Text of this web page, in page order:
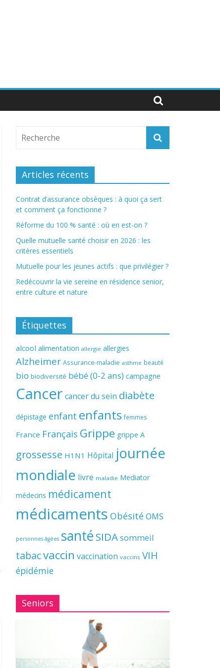
Articles récents
Contrat d’assurance obsèques : à quoi ça sert
et comment ça fonctionne ?
Réforme du 100 % santé : où en est-on ?
Quelle mutuelle santé choisir en 2026 : les
critères essentiels
Mutuelle pour les jeunes actifs : que privilégier ?
Redécouvrir la vie sereine en résidence senior,
entre culture et nature
Étiquettes
alcool alimentation allergie allergies
Alzheimer Assurance-maladie asthme beauté
bio biodiversité bébé (0-2 ans) campagne
Cancer cancer du sein diabète
dépistage enfant enfants femmes
France Français Grippe grippe A
grossesse H1N1 Hôpital journée
mondiale livre maladie Mediator
médecins médicament
médicaments Obésité OMS
personnes âgées santé SIDAsommeil
tabacvaccin vaccination vaccins VIH
épidémie
Seniors